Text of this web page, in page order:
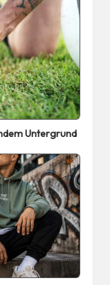
Untergrund